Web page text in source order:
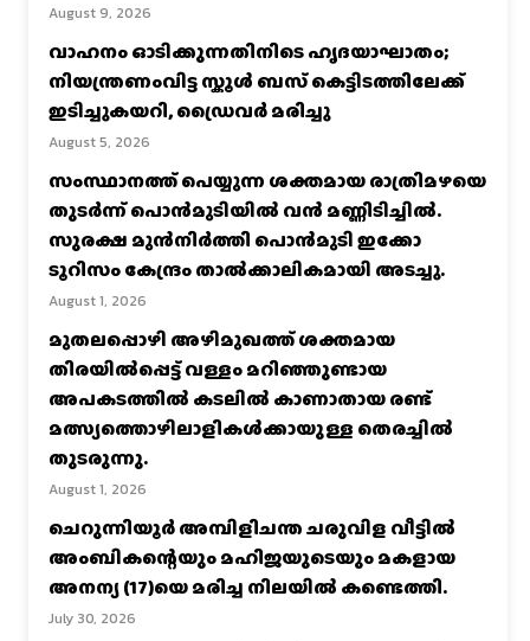
August 9, 2026
വാഹനം ഓടിക്കുന്നതിനിടെ ഹൃദയാഘാതം;
നിയന്ത്രണംവിട്ട സ്കൂൾ ബസ് കെട്ടിടത്തിലേക്ക്
ഇടിച്ചുകയറി, ഡ്രൈവർ മരിച്ചു
August 5, 2026
സംസ്ഥാനത്ത് പെയ്യുന്ന ശക്തമായ രാത്രിമഴയെ
തുടർന്ന് പൊൻമുടിയില്‍ വൻ മണ്ണിടിച്ചില്‍.
സുരക്ഷ മുൻനിർത്തി പൊൻമുടി ഇക്കോ
ടൂറിസം കേന്ദ്രം താല്‍ക്കാലികമായി അടച്ചു.
August 1, 2026
മുതലപ്പൊഴി അഴിമുഖത്ത് ശക്തമായ
തിരയിൽപ്പെട്ട് വള്ളം മറിഞ്ഞുണ്ടായ
അപകടത്തിൽ കടലിൽ കാണാതായ രണ്ട്
മത്സ്യത്തൊഴിലാളികൾക്കായുള്ള തെരച്ചിൽ
തുടരുന്നു.
August 1, 2026
ചെറുന്നിയൂർ അമ്പിളിചന്ത ചരുവിള വീട്ടിൽ
അംബികന്റെയും മഹിജയുടെയും മകളായ
അനന്യ (17)യെ മരിച്ച നിലയിൽ കണ്ടെത്തി.
July 30, 2026